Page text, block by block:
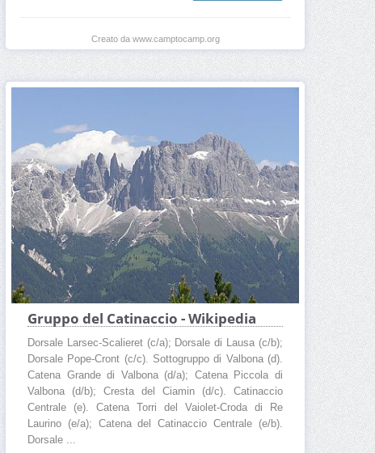
Creato da www.camptocamp.org
Gruppo del Catinaccio - Wikipedia
Dorsale Larsec-Scalieret (c/a); Dorsale di Lausa (c/b);
Dorsale Pope-Cront (c/c). Sottogruppo di Valbona (d).
Catena Grande di Valbona (d/a); Catena Piccola di
Valbona (d/b); Cresta del Ciamin (d/c). Catinaccio
Centrale (e). Catena Torri del Vaiolet-Croda di Re
Laurino (e/a); Catena del Catinaccio Centrale (e/b).
Dorsale ...